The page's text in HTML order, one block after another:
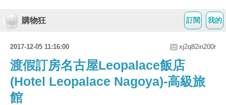
我的
訂閱
購物狂
2017-12-05 11:16:00 xj2q82in200r
渡假訂房名古屋Leopalace飯店
(Hotel Leopalace Nagoya)-高級旅
館